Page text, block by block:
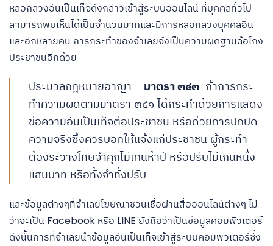
หลอกลวงอันเป็นเท็จดังกล่าวเข้าสู่ระบบออนไลน์ ที่บุคคลทั่วไป
สามารถพบเห็นได้เป็นจำนวนมากและมีการหลอกลวงบุคคลอื่น
และอีกหลายคน การกระทำของจำเลยจึงเป็นความผิดฐานฉ้อโกง
ประชาชนอีกด้วย
ประมวลกฎหมายอาญา มาตรา ๓๔๓ ถ้าการกระ
ทำความผิดตามมาตรา ๓๔๑ ได้กระทำด้วยการแสดง
ข้อความอันเป็นเท็จต่อประชาชน หรือด้วยการปกปิด
ความจริงซึ่งควรบอกให้แจ้งแก่ประชาชน ผู้กระทำ
ต้องระวางโทษจำคุกไม่เกินห้าปี หรือปรับไม่เกินหนึ่ง
แสนบาท หรือทั้งจำทั้งปรับ
และข้อมูลต่างๆที่จำเลยโฆษณาชวนเชื่อผ่านสื่อออนไลน์ต่างๆ ไม่
ว่าจะเป็น Facebook หรือ LINE ยังถือว่าเป็นข้อมูลคอมพิวเตอร์
ดังนั้นการที่จำเลยนำข้อมูลอันเป็นเท็จเข้าสู่ระบบคอมพิวเตอร์ซึ่ง